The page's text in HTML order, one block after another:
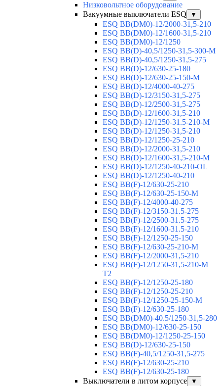
Низковольтное оборудование
Вакуумные выключатели ESQ
▼
ESQ ВВ(DM0)-12/2000-31,5-210
ESQ ВВ(DM0)-12/1600-31,5-210
ESQ ВВ(DM0)-12/1250
ESQ ВВ(D)-40,5/1250-31,5-300-М
ESQ ВВ(D)-40,5/1250-31,5-275
ESQ ВВ(D)-12/630-25-180
ESQ ВВ(D)-12/630-25-150-М
ESQ ВВ(D)-12/4000-40-275
ESQ ВВ(D)-12/3150-31,5-275
ESQ ВВ(D)-12/2500-31,5-275
ESQ ВВ(D)-12/1600-31,5-210
ESQ ВВ(D)-12/1250-31.5-210-М
ESQ ВВ(D)-12/1250-31,5-210
ESQ ВВ(D)-12/1250-25-210
ESQ BB(D)-12/2000-31,5-210
ESQ BB(D)-12/1600-31,5-210-М
ESQ BB(D)-12/1250-40-210-OL
ESQ BB(D)-12/1250-40-210
ESQ ВВ(F)-12/630-25-210
ESQ ВВ(F)-12/630-25-150-М
ESQ ВВ(F)-12/4000-40-275
ESQ ВВ(F)-12/3150-31.5-275
ESQ ВВ(F)-12/2500-31.5-275
ESQ ВВ(F)-12/1600-31.5-210
ESQ ВВ(F)-12/1250-25-150
ESQ BB(F)-12/630-25-210-М
ESQ BB(F)-12/2000-31,5-210
ESQ BB(F)-12/1250-31,5-210-М
T2
ESQ BB(F)-12/1250-25-180
ESQ ВВ(F)-12/1250-25-210
ESQ ВВ(F)-12/1250-25-150-М
ESQ BB(F)-12/630-25-180
ESQ ВВ(DM0)-40.5/1250-31,5-280
ESQ ВВ(DM0)-12/630-25-150
ESQ ВВ(DM0)-12/1250-25-150
ESQ BB(D)-12/630-25-150
ESQ ВВ(F)-40,5/1250-31,5-275
ESQ ВВ(F)-12/630-25-210
ESQ ВВ(F)-12/630-25-180
Выключатели в литом корпусе
▼